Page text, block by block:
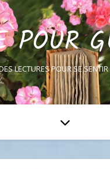
POUR
LECTURES POUR SE